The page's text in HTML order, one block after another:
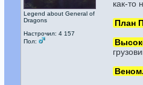
Legend about General of
Dragons
Настрочил: 4 157
Пол:
как-то
План